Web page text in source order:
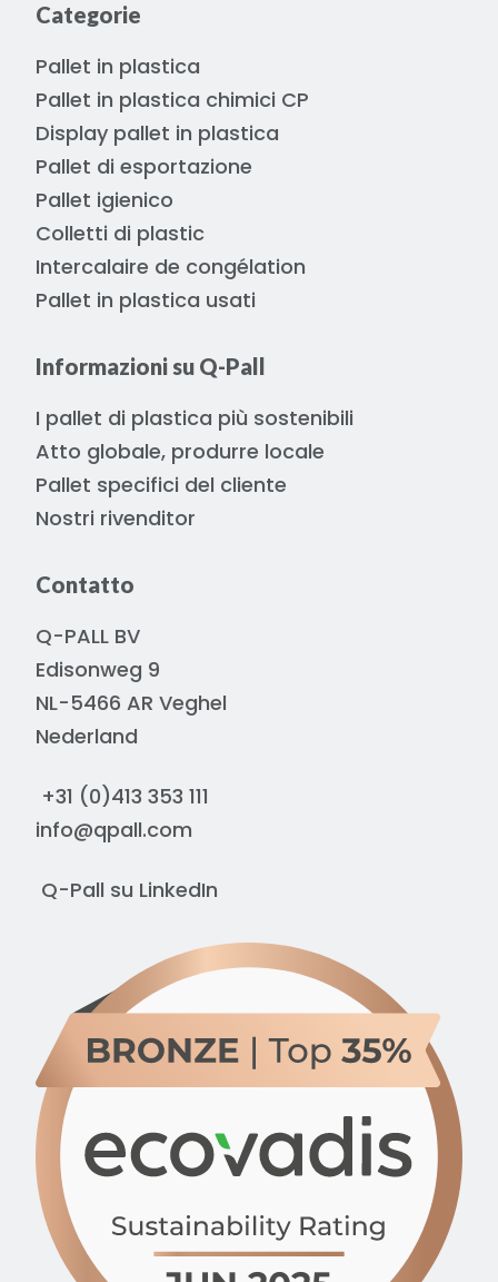
Categorie
Pallet in plastica
Pallet in plastica chimici CP
Display pallet in plastica
Pallet di esportazione
Pallet igienico
Colletti di plastic
Intercalaire de congélation
Pallet in plastica usati
Informazioni su Q-Pall
I pallet di plastica più sostenibili
Atto globale, produrre locale
Pallet specifici del cliente
Nostri rivenditor
Contatto
Q-PALL BV
Edisonweg 9
NL-5466 AR Veghel
Nederland
+31 (0)413 353 111
info@qpall.com
Q-Pall su LinkedIn